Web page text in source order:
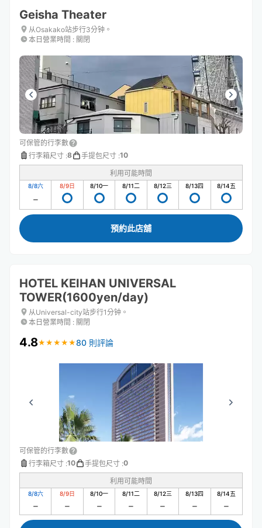
the
keyboard
shortcuts
for
changing
dates.
keyboard
shortcuts
for
changing
Geisha Theater
从Osakako站步行3分钟。
本日營業時間 : 關閉
可保管的行李數
行李箱尺寸 :8 手提包尺寸 :10
利用可能時間
8/8六 8/9日 8/10一 8/11二 8/12三 8/13四 8/14五
預約此店舖
HOTEL KEIHAN UNIVERSAL
TOWER(1600yen/day)
从Universal-city站步行1分钟。
本日營業時間 : 關閉
4.8★ ★ ★ ★ ★
★ ★ ★ ★ ★80 則評論
可保管的行李數
行李箱尺寸 :10 手提包尺寸 :0
利用可能時間
8/8六 8/9日 8/10一 8/11二 8/12三 8/13四 8/14五